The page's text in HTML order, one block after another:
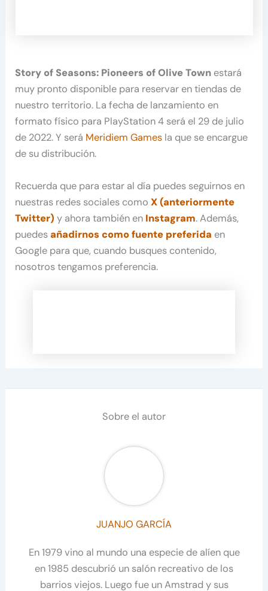
Story of Seasons: Pioneers of Olive Town estará
muy pronto disponible para reservar en tiendas de
nuestro territorio. La fecha de lanzamiento en
formato físico para PlayStation 4 será el 29 de julio
de 2022. Y será Meridiem Games la que se encargue
de su distribución.
Recuerda que para estar al día puedes seguirnos en
nuestras redes sociales comoX (anteriormente
Twitter) y ahora también en Instagram. Además,
puedesañadirnos como fuente preferida en
Google para que, cuando busques contenido,
nosotros tengamos preferencia.
Sobre el autor
JUANJO GARCÍA
En 1979 vino al mundo una especie de alíen que
en 1985 descubrió un salón recreativo de los
barrios viejos. Luego fue un Amstrad y sus